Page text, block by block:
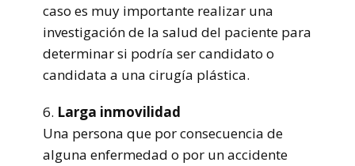
caso es muy importante realizar una
investigación de la salud del paciente para
determinar si podría ser candidato o
candidata a una cirugía plástica.
6. Larga inmovilidad
Una persona que por consecuencia de
alguna enfermedad o por un accidente